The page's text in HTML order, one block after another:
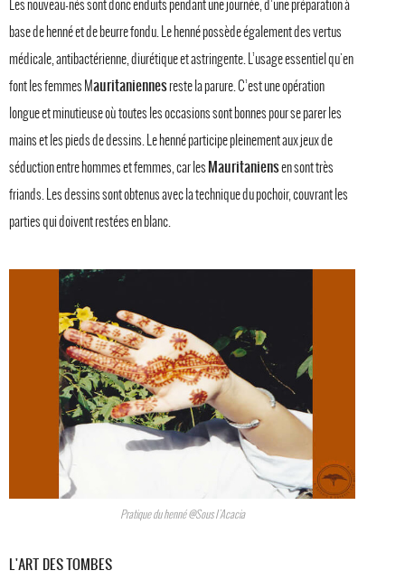
Les nouveau-nés sont donc enduits pendant une journée, d’une préparation à
base de henné et de beurre fondu. Le henné possède également des vertus
médicale, antibactérienne, diurétique et astringente. L’usage essentiel qu'en
font les femmes Mauritaniennesreste la parure. C’est une opération
longue et minutieuse où toutes les occasions sont bonnes pour se parer les
mains et les pieds de dessins. Le henné participe pleinement aux jeux de
séduction entre hommes et femmes, car les Mauritaniensen sont très
friands. Les dessins sont obtenus avec la technique du pochoir, couvrant les
parties qui doivent restées en blanc.
Pratique du henné @Sous l'Acacia
L'ART DES TOMBES